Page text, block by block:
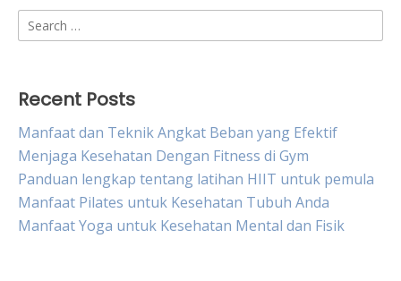
Search
for:
Recent Posts
Manfaat dan Teknik Angkat Beban yang Efektif
Menjaga Kesehatan Dengan Fitness di Gym
Panduan lengkap tentang latihan HIIT untuk pemula
Manfaat Pilates untuk Kesehatan Tubuh Anda
Manfaat Yoga untuk Kesehatan Mental dan Fisik